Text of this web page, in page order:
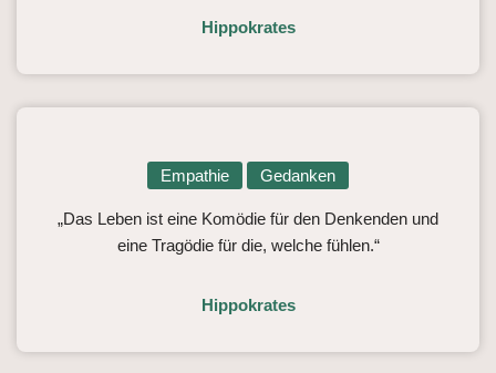
Hippokrates
Empathie Gedanken
„Das Leben ist eine Komödie für den Denkenden und
eine Tragödie für die, welche fühlen.“
Hippokrates